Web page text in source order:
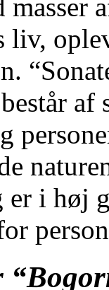
masser
liv,
er i høj